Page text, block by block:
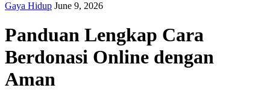
Gaya Hidup June 9, 2026
Panduan Lengkap Cara
Berdonasi Online dengan
Aman